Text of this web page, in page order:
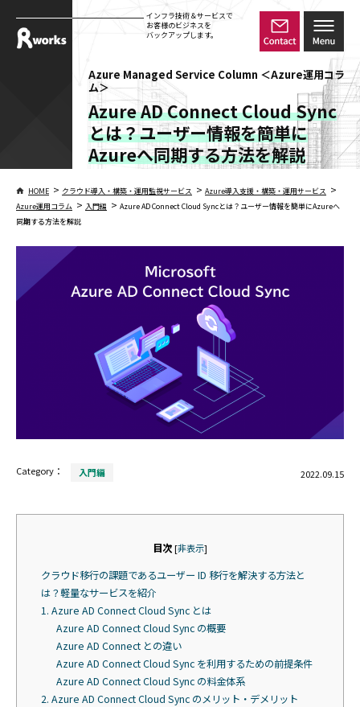
インフラ技術＆サービスで
お客様のビジネスを
バックアップします。
Azure Managed Service Column ＜Azure運用コラ
ム＞
Azure AD Connect Cloud Sync
とは？ユーザー情報を簡単に
Azureへ同期する方法を解説
HOME > クラウド導入・構築・運用監視サービス > Azure導入支援・構築・運用サービス >
Azure運用コラム > 入門編 > Azure AD Connect Cloud Syncとは？ユーザー情報を簡単にAzureへ
同期する方法を解説
Category： 入門編 2022.09.15
目次[非表示]
クラウド移行の課題であるユーザー ID 移行を解決する方法と
は？軽量なサービスを紹介
1. Azure AD Connect Cloud Sync とは
Azure AD Connect Cloud Sync の概要
Azure AD Connect との違い
Azure AD Connect Cloud Sync を利用するための前提条件
Azure AD Connect Cloud Sync の料金体系
2. Azure AD Connect Cloud Sync のメリット・デメリット